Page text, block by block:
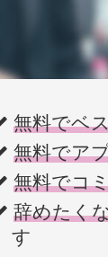
無料でベ
無料でア
無料でコ
辞めたく
す